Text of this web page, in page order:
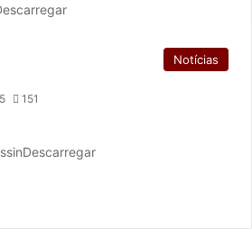
Notícias
151